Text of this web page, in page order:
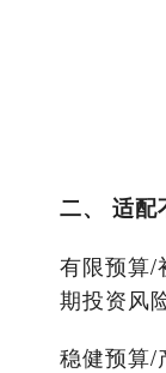
二、 适配
有限预算/
期投资风险
稳健预算/